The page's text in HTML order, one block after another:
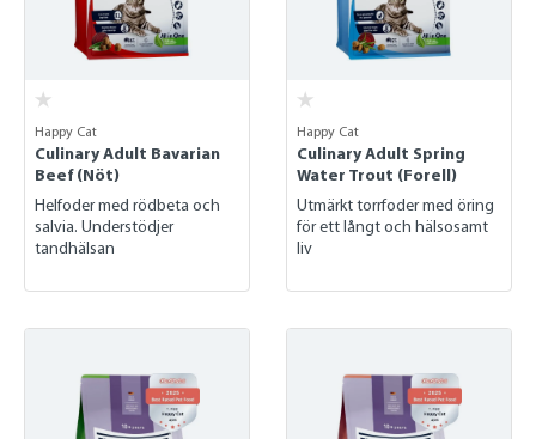
Happy Cat
Culinary Adult Bavarian
Beef (Nöt)
Helfoder med rödbeta och
salvia. Understödjer
tandhälsan
Happy Cat
Culinary Adult Spring
Water Trout (Forell)
Utmärkt torrfoder med öring
för ett långt och hälsosamt
liv